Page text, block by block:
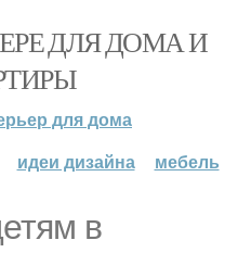
ДЛЯ ДОМА И
для дома
идеи дизайна мебель
в